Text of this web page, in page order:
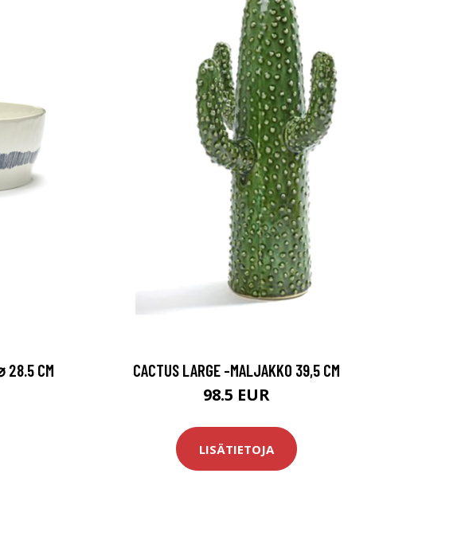
28.5 CM CACTUS LARGE -MALJAKKO 39,5 CM
98.5 EUR
LISÄTIETOJA